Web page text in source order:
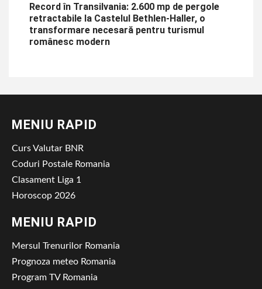
Record în Transilvania: 2.600 mp de pergole
retractabile la Castelul Bethlen-Haller, o
transformare necesară pentru turismul
românesc modern
MENIU RAPID
Curs Valutar BNR
Coduri Postale Romania
Clasament Liga 1
Horoscop 2026
MENIU RAPID
Mersul Trenurilor Romania
Prognoza meteo Romania
Program TV Romania